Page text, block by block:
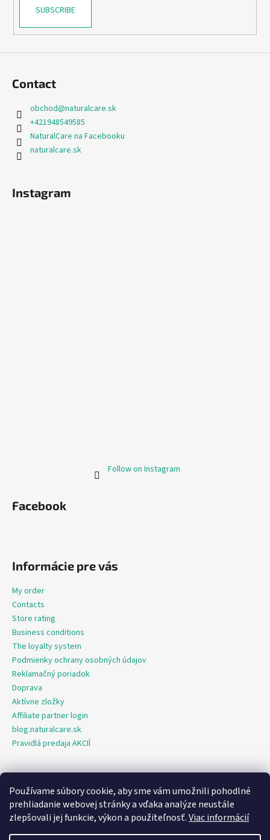
Používame súbory cookie, aby sme vám umožnili pohodlné
prehliadanie webovej stránky a vďaka analýze neustále
zlepšovali jej funkcie, výkon a použiteľnosť.Viac informácií
SUBSCRIBE
Contact
obchod@naturalcare.sk
+421948549585
NaturalCare na Facebooku
naturalcare.sk
Instagram
Follow on Instagram
Facebook
Informácie pre vás
My order
Contacts
Store rating
Business conditions
The loyalty system
Podmienky ochrany osobných údajov
Reklamačný poriadok
Doprava
Aktívne zložky
Affiliate partner login
blog.naturalcare.sk
Pravidlá predaja AKCIÍ
O marketing sa nám stará digitálna agentúra Consultee
Created by Shoptet